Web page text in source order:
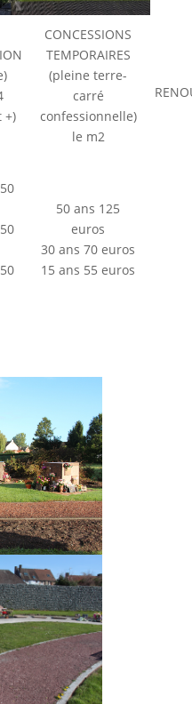
+)
CONCESSIONS
TEMPORAIRES
(pleine terre-
carré
confessionnelle)
le m2
50 ans 125
euros
30 ans 70 euros
15 ans 55 euros